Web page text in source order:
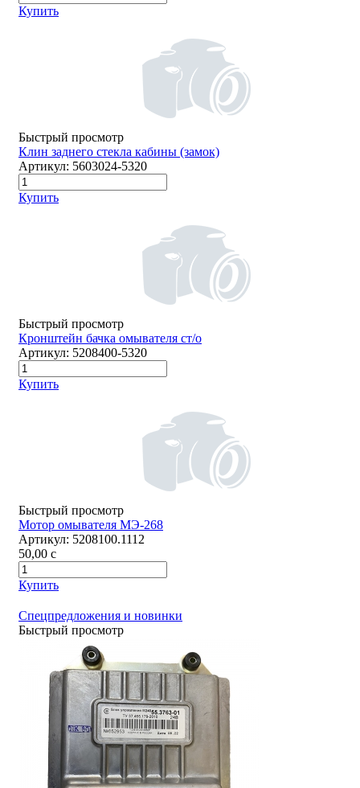
Купить
Быстрый просмотр
Клин заднего стекла кабины (замок)
Артикул: 5603024-5320
Купить
Быстрый просмотр
Кронштейн бачка омывателя ст/о
Артикул: 5208400-5320
Купить
Быстрый просмотр
Мотор омывателя МЭ-268
Артикул: 5208100.1112
50,00 c
Купить
Спецпредложения и новинки
Быстрый просмотр